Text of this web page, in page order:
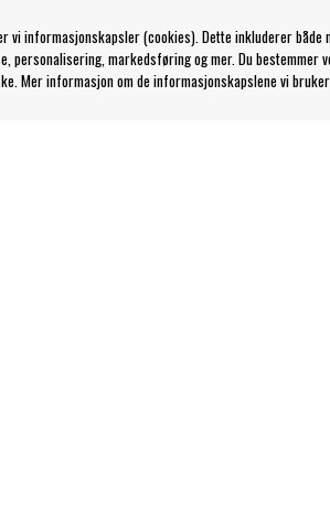
vi informasjonskapsler (cookies). Dette inkluderer
personalisering, markedsføring og mer. Du
Mer informasjon om de informasjonskapslene vi